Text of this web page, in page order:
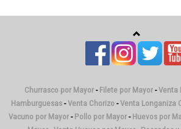
Churrasco por Mayor- Filete por Mayor-Venta
Hamburguesas -Venta Chorizo -Venta Longaniza
Vacuno por Mayor - Pollo por Mayor - Huevos por